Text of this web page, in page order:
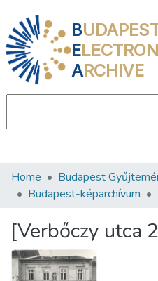
B
E
ARCHIVE
Communities & Collections
Statistics
About us
Home Budapest
Budapest-képarchívum
[Verbőczy utca